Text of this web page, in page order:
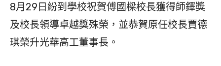
8月29日紛到學校祝賀傅國樑校長獲得師鐸獎
及校長領導卓越獎殊榮，並恭賀原任校長賈德
琪榮升光華高工董事長。